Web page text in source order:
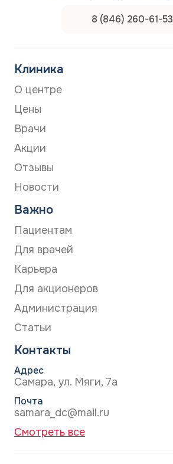
8 (846) 260-61-53
Клиника
О центре
Цены
Врачи
Акции
Отзывы
Новости
Важно
Пациентам
Для врачей
Карьера
Для акционеров
Администрация
Статьи
Контакты
Адрес
Самара, ул. Мяги, 7а
Почта
samara_dc@mail.ru
Смотреть все